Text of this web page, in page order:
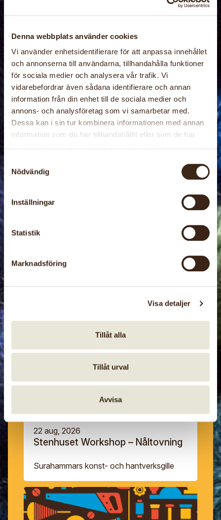
Denna webbplats använder cookies
Vi använder enhetsidentifierare för att anpassa innehållet
och annonserna till användarna, tillhandahålla funktioner
för sociala medier och analysera vår trafik. Vi
vidarebefordrar även sådana identifierare och annan
information från din enhet till de sociala medier och
annons- och analysföretag som vi samarbetar med.
Dessa kan i sin tur kombinera informationen med annan
information som du har tillhandahållit eller som de har
Nödvändig
Inställningar
Statistik
Marknadsföring
Visa detaljer
Tillåt alla
Tillåt urval
Avvisa
RELATERADE
AKTIVITETER
30 nov, 2026
22 aug, 2026
Stenhuset Workshop – Nåltovning
Surahammars konst- och hantverksgille